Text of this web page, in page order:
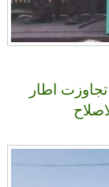
اطار